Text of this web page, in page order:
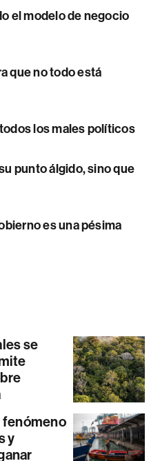
el modelo de negocio
que no todo está
los males políticos
punto álgido, sino que
es una pésima
se
fenómeno
y